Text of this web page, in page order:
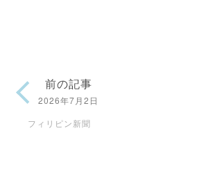
前の記事
2026年7月2日
フィリピン新聞